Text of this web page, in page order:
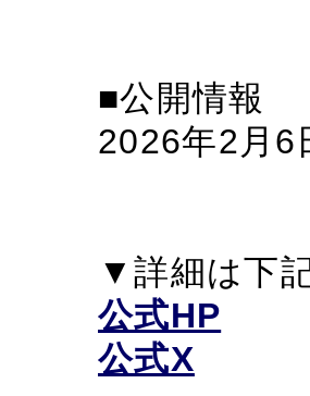
■公開情報
2026年2月6
▼詳細は下
公式HP
公式X